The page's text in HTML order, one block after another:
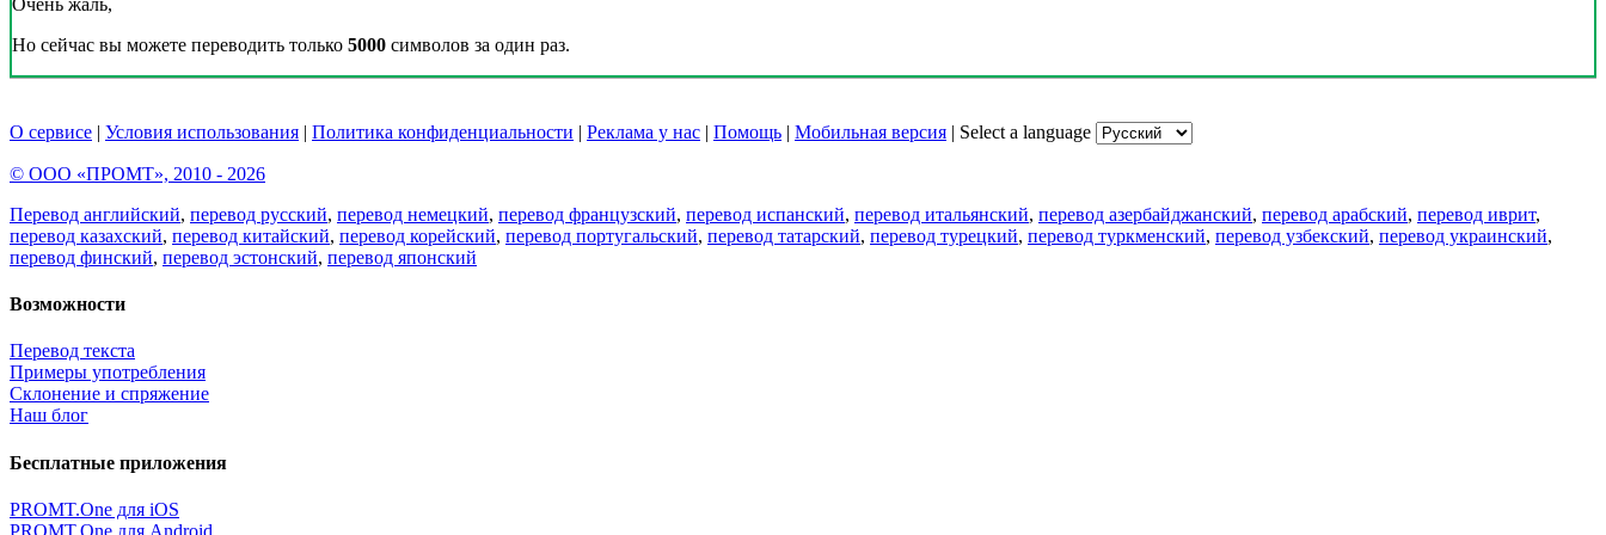
Но сейчас вы можете переводить только 5000 символов за один раз.
О сервисе | Условия использования | Политика конфиденциальности | Реклама у нас | Помощь | Мобильная версия | Select a language
© ООО «ПРОМТ», 2010 - 2026
Перевод английский, перевод русский, перевод немецкий, перевод французский, перевод испанский, перевод итальянский, перевод азербайджанский, перевод арабский, перевод иврит,
перевод казахский, перевод китайский, перевод корейский, перевод португальский, перевод татарский, перевод турецкий, перевод туркменский, перевод узбекский, перевод украинский,
перевод финский, перевод эстонский, перевод японский
Возможности
Перевод текста
Примеры употребления
Склонение и спряжение
Наш блог
Бесплатные приложения
PROMT.One для iOS
PROMT.One для Android